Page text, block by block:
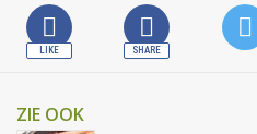
ZIE OOK